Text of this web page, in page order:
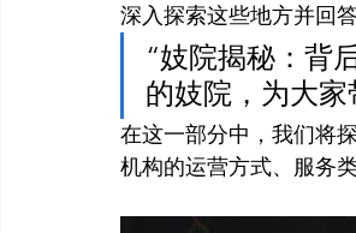
深入探索这些地方并回
“妓院揭秘：背
的妓院，为大
在这一部分中，我们将
机构的运营方式、服务